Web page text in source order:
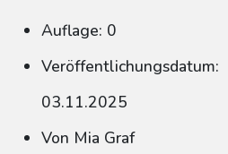
Auflage: 0
Veröffentlichungsdatum:
03.11.2025
Von Mia Graf